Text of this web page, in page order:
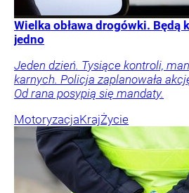
Wielka obława drogówki. Będą
jedno
Jeden dzień. Tysiące kontroli,
karnych. Policja zaplanowała
Od rana posypią się mandaty.
MotoryzacjaKrajŻycie